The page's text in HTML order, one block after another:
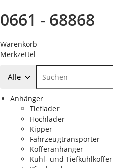
0661 - 68868
Warenkorb
Merkzettel
Alle
Anhänger
Tieflader
Hochlader
Kipper
Fahrzeugtransporter
Kofferanhänger
Kühl- und Tiefkühlkoffer